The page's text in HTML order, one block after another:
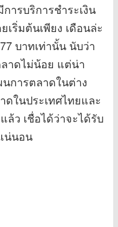
ารบริการชำระเงิน
ริ่มต้นเพียง เดือนล่ะ
บาทเท่านั้น นับว่า
าดไม่น้อย แต่น่า
การตลาดในต่าง
ดในประเทศไทยและ
ล้ว เชื่อได้ว่าจะได้รับ
น่นอน